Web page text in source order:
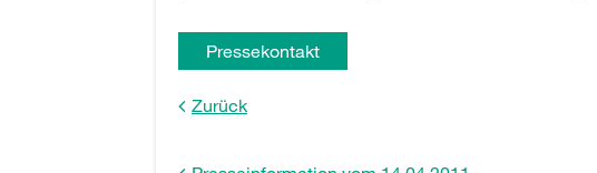
Pressekontakt
Zurück